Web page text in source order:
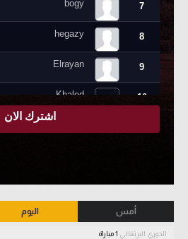
أمس اليوم
الدوري البرتغالي